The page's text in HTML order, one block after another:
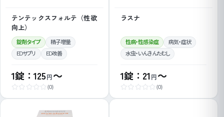
テンテックスフォルテ（性欲
向上）
錠剤タイプ 精子増量
EDサプリ ED改善
1錠：125円～
(0)
ラスナ
性病・性感染症 病気・症状
水虫・いんきんたむし
1錠：21円～
(0)